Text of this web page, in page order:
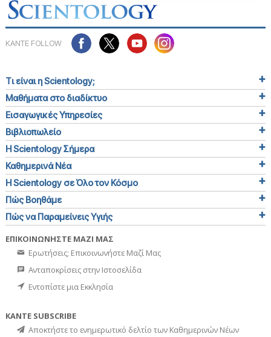
ΚΑΝΤΕ FOLLOW
Τι είναι η Scientology;
Μαθήματα στο διαδίκτυο
Εισαγωγικές Υπηρεσίες
Βιβλιοπωλείο
Η Scientology Σήμερα
Καθημερινά Νέα
Η Scientology σε Όλο τον Κόσμο
Πώς Βοηθάμε
Πώς να Παραμείνεις Υγιής
ΕΠΙΚΟΙΝΩΝΗΣΤΕ ΜΑΖΙ ΜΑΣ
Ερωτήσεις; Επικοινωνήστε Μαζί Μας
Ανταποκρίσεις στην Ιστοσελίδα
Εντοπίστε μια Εκκλησία
ΚΑΝΤΕ SUBSCRIBE
Αποκτήστε το ενημερωτικό δελτίο των Καθημερινών Νέων